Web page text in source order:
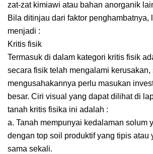
zat-zat kimiawi atau bahan anorganik
Bila ditinjau dari faktor penghambatnya,
menjadi :
Kritis fisik
Termasuk di dalam kategori kritis fisik
secara fisik telah mengalami
mengusahakannya perlu masukan
besar. Ciri visual yang dapat dilihat di
tanah kritis fisika ini adalah :
a. Tanah mempunyai kedalaman solum
dengan top soil produktif yang tipis atau
sama sekali.